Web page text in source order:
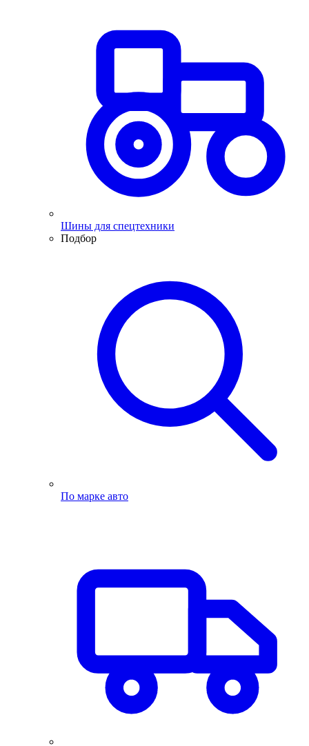
Шины для спецтехники
Подбор
По марке авто